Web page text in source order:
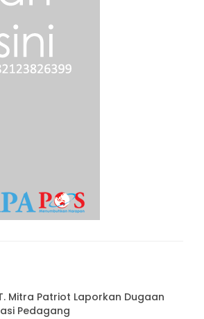
Mitra Patriot Laporkan Dugaan
Pedagang